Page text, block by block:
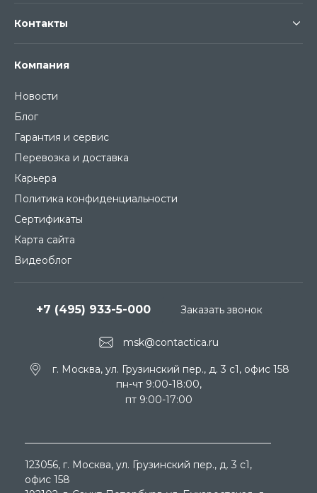
Компания
Новости
Блог
Гарантия и сервис
Перевозка и доставка
Карьера
Политика конфиденциальности
Сертификаты
Карта сайта
Видеоблог
Контакты
msk@contactica.ru
+7 (495) 933-5-000
г. Москва, ул. Грузинский пер., д. 3 c1, офис 158
пн-чт 9:00-18:00,
пт 9:00-17:00
Заказать звонок
123056, г. Москва, ул. Грузинский пер., д. 3 c1,
офис 158